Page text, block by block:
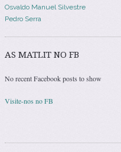
Osvaldo Manuel Silvestre
Pedro Serra
AS MATLIT NO FB
No recent Facebook posts to show
Visite-nos no FB